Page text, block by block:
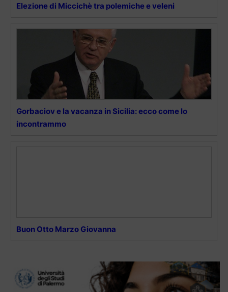
Elezione di Miccichè tra polemiche e veleni
Gorbaciov e la vacanza in Sicilia: ecco come lo
incontrammo
Buon Otto Marzo Giovanna